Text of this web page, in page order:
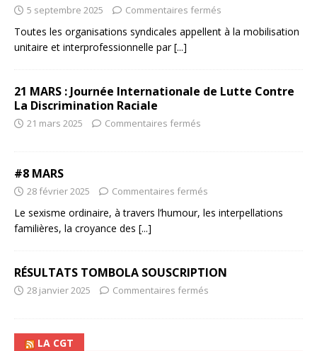
5 septembre 2025 Commentaires fermés
Toutes les organisations syndicales appellent à la mobilisation
unitaire et interprofessionnelle par[...]
21 MARS : Journée Internationale de Lutte Contre
La Discrimination Raciale
21 mars 2025 Commentaires fermés
#8 MARS
28 février 2025 Commentaires fermés
Le sexisme ordinaire, à travers l’humour, les interpellations
familières, la croyance des [...]
RÉSULTATS TOMBOLA SOUSCRIPTION
28 janvier 2025 Commentaires fermés
LA CGT